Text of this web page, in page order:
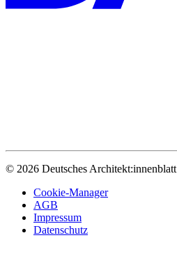
© 2026 Deutsches Architekt:innenblatt
Cookie-Manager
AGB
Impressum
Datenschutz